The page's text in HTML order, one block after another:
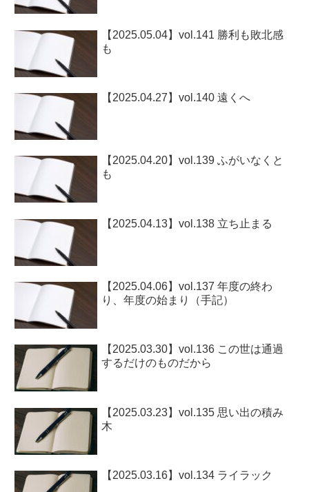
【2025.05.04】vol.141 勝利も敗北感
も
【2025.04.27】vol.140 遠くへ
【2025.04.20】vol.139 ふがいなくと
も
【2025.04.13】vol.138 立ち止まる
【2025.04.06】vol.137 年度の終わ
り、年度の始まり（手記）
【2025.03.30】vol.136 この世は通過
するだけのものだから
【2025.03.23】vol.135 思い出の積み
木
【2025.03.16】vol.134 ライラック